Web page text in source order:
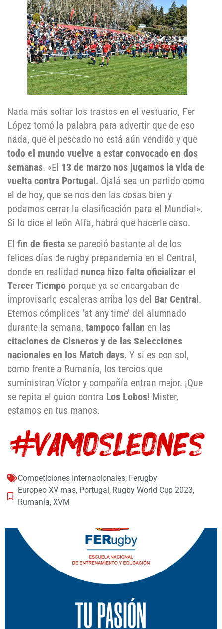
Nada más soltar los trastos en el vestuario, Fer
López tomó la palabra para advertir que de eso
nada, que el pescado no está aún vendido y que
todo el mundo vuelve a estar convocado en dos
semanas. «El 13 de marzo nos jugamos la vida de
vuelta contra Portugal. Ojalá sea un partido como
el de hoy, que se nos den las cosas bien y
podamos cerrar la clasificación para el Mundial».
Si lo dice el león Alfa, habrá que hacerle caso.
El fin de fiesta se pareció bastante al de los
felices días de rugby prepandemia en el Central,
donde en realidad nunca hizo falta oficializar el
Tercer Tiempo porque ya se encargaban de
improvisarlo escaleras arriba los del Bar Central.
Eternos cómplices ‘at any time’ del alumnado
durante la semana, tampoco fallan en las
citaciones de Cisneros y de las Selecciones
nacionales en los Match days. Y si es con sol,
como frente a Rumanía, los tercios que
suministran Víctor y compañía entran mejor. ¡Que
se repita el guion contra Los Lobos! Mister,
estamos en tus manos.
Competiciones Internacionales, Ferugby
Europeo XV mas, Portugal, Rugby World Cup 2023,
Rumanía, XVM